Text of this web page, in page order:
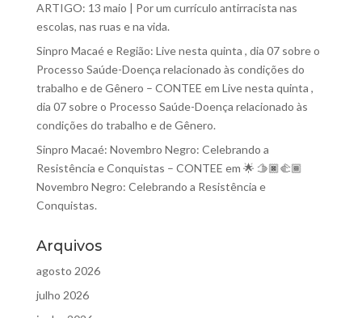
ARTIGO: 13 maio | Por um currículo antirracista nas
escolas, nas ruas e na vida.
Sinpro Macaé e Região: Live nesta quinta , dia 07 sobre o
Processo Saúde-Doença relacionado às condições do
trabalho e de Gênero – CONTEE em Live nesta quinta ,
dia 07 sobre o Processo Saúde-Doença relacionado às
condições do trabalho e de Gênero.
Sinpro Macaé: Novembro Negro: Celebrando a
Resistência e Conquistas – CONTEE em 🌟 🫱🏿‍🫲🏾
Novembro Negro: Celebrando a Resistência e
Conquistas.
Arquivos
agosto 2026
julho 2026